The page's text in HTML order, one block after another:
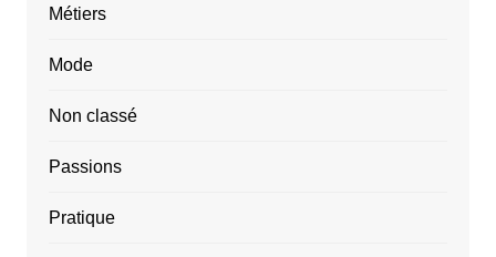
Métiers
Mode
Non classé
Passions
Pratique